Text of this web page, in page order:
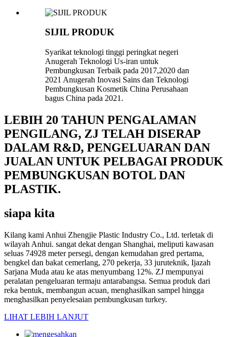
SIJIL PRODUK
Syarikat teknologi tinggi peringkat negeri
Anugerah Teknologi Us-iran untuk
Pembungkusan Terbaik pada 2017,2020 dan
2021 Anugerah Inovasi Sains dan Teknologi
Pembungkusan Kosmetik China Perusahaan
bagus China pada 2021.
LEBIH 20 TAHUN PENGALAMAN
PENGILANG, ZJ TELAH DISERAP
DALAM R&D, PENGELUARAN DAN
JUALAN UNTUK PELBAGAI PRODUK
PEMBUNGKUSAN BOTOL DAN
PLASTIK.
siapa kita
Kilang kami Anhui Zhengjie Plastic Industry Co., Ltd. terletak di
wilayah Anhui. sangat dekat dengan Shanghai, meliputi kawasan
seluas 74928 meter persegi, dengan kemudahan gred pertama,
bengkel dan bakat cemerlang, 270 pekerja, 33 juruteknik, Ijazah
Sarjana Muda atau ke atas menyumbang 12%. ZJ mempunyai
peralatan pengeluaran termaju antarabangsa. Semua produk dari
reka bentuk, membangun acuan, menghasilkan sampel hingga
menghasilkan penyelesaian pembungkusan turkey.
LIHAT LEBIH LANJUT